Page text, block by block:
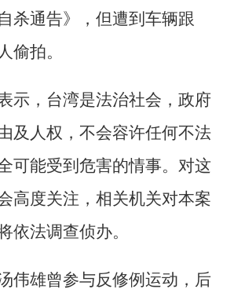
杀通告》，但遭到车辆跟
偷拍。
示，台湾是法治社会，政府
及人权，不会容许任何不法
可能受到危害的情事。对这
高度关注，相关机关对本案
依法调查侦办。
伟雄曾参与反修例运动，后